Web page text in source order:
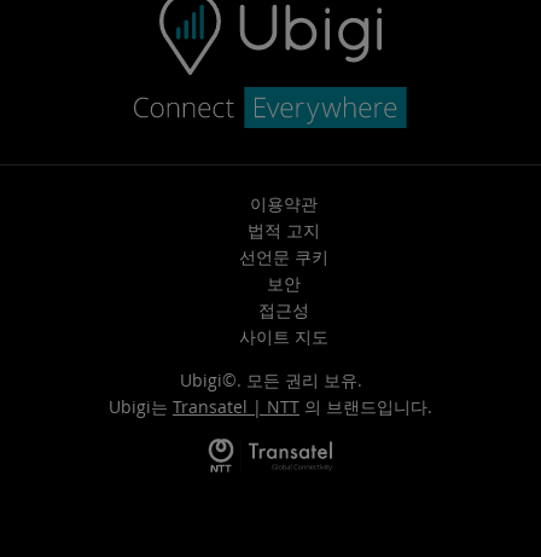
이용약관
법적 고지
선언문 쿠키
보안
접근성
사이트 지도
Ubigi©. 모든 권리 보유.
Ubigi는 Transatel | NTT 의 브랜드입니다.